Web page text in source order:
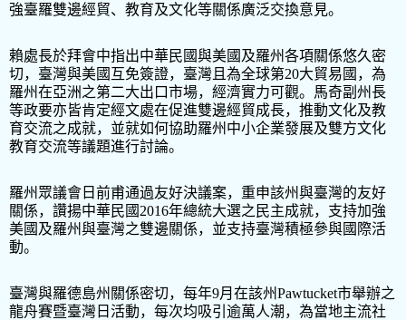
強臺羅雙邊經貿、教育及文化等關係廣泛交換意見。
賴處長於拜會中指出中華民國與美國及羅州各項關係悠久密
切，臺灣與美國互免簽證，臺灣且為全球第20大貿易國，為
羅州在亞洲之第二大出口市場，經濟實力可觀。馬奇副州長
等政要亦皆肯定經文處在促進雙邊經貿成長，推動文化及教
育交流之成就，並就如何協助羅州中小企業發展及雙方文化
教育交流等議題進行討論。
羅州眾議會日前甫通過友好決議案，重申該州與臺灣的友好
關係，讚揚中華民國 2016年總統大選之民主成就，支持加強
美國及羅州與臺灣之雙邊關係，並支持臺灣積極參與國際活
動。
臺灣與羅德島州關係密切，每年9月在該州Pawtucket市舉辦之
龍舟賽暨臺灣日活動，每次均吸引逾萬人潮，為當地主流社